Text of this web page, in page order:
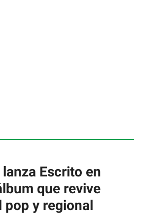
Escrito en
que revive
pop y regional